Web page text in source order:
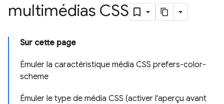
multimédias CSS
Sur cette page
Émuler la caractéristique média CSS prefers-color-
scheme
Émuler le type de média CSS (activer l'aperçu avant